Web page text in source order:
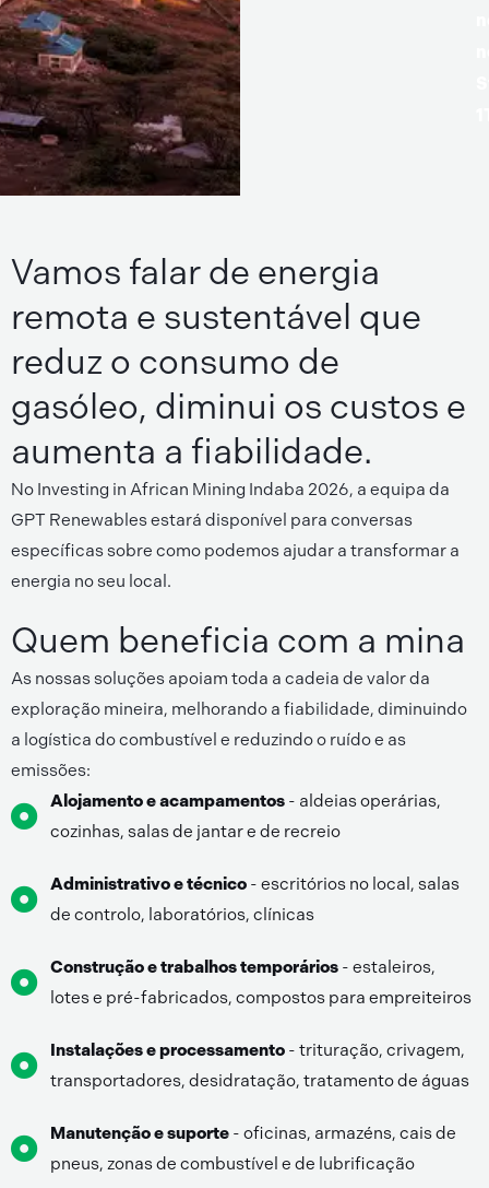
Vamos falar de energia
remota e sustentável que
reduz o consumo de
gasóleo, diminui os custos e
aumenta a fiabilidade.
No Investing in African Mining Indaba 2026, a equipa da
GPT Renewables estará disponível para conversas
específicas sobre como podemos ajudar a transformar a
energia no seu local.
Quem beneficia com a mina
As nossas soluções apoiam toda a cadeia de valor da
exploração mineira, melhorando a fiabilidade, diminuindo
a logística do combustível e reduzindo o ruído e as
emissões:
Alojamento e acampamentos - aldeias operárias,
cozinhas, salas de jantar e de recreio
Administrativo e técnico - escritórios no local, salas
de controlo, laboratórios, clínicas
Construção e trabalhos temporários - estaleiros,
lotes e pré-fabricados, compostos para empreiteiros
Instalações e processamento - trituração, crivagem,
transportadores, desidratação, tratamento de águas
Manutenção e suporte - oficinas, armazéns, cais de
pneus, zonas de combustível e de lubrificação